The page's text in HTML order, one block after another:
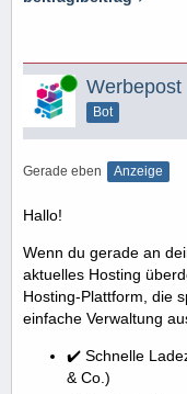
Online Werbepost
Bot
Gerade eben Anzeige
Hallo!
Wenn du gerade an
aktuelles Hosting
Hosting-Plattform, die
einfache Verwaltung
✔️ Schnelle
& Co.)